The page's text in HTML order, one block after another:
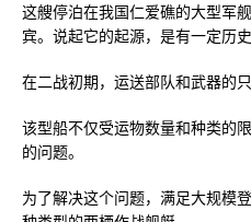
这艘停泊在我国仁爱礁的大型军
宾。说起它的起源，是有一定历史
在二战初期，运送部队和武器的
该型船不仅受运物数量和种类的
的问题。
为了解决这个问题，满足大规模